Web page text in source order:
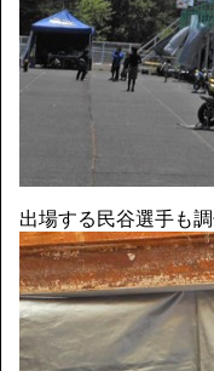
出場する民谷選手も